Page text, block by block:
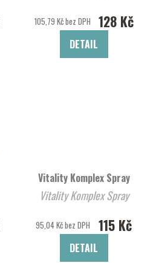
105,79 Kč bez DPH 128 Kč
DETAIL
Vitality Komplex Spray
Vitality Komplex Spray
95,04 Kč bez DPH 115 Kč
DETAIL